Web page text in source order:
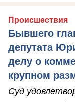
Происшествия
Бывшего
депутата
делу о
крупном
Суд